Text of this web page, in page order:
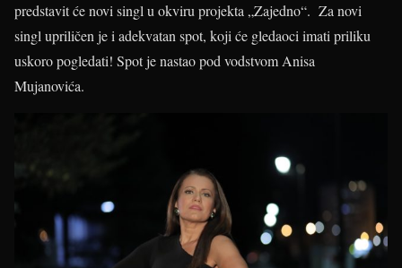
predstavit će novi singl u okviru projekta „Zajedno“. Za novi
singl upriličen je i adekvatan spot, koji će gledaoci imati priliku
uskoro pogledati! Spot je nastao pod vodstvom Anisa
Mujanovića.